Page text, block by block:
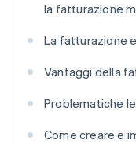
la fatturazione
La fatturazione
Vantaggi della
Problematiche
Come creare e